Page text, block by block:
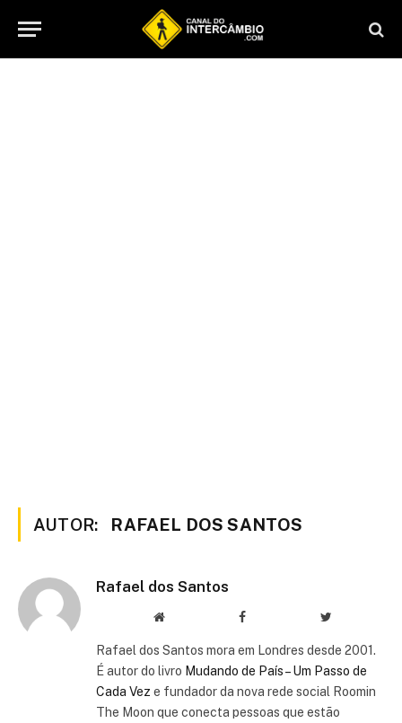
AUTOR: RAFAEL DOS SANTOS
Rafael dos Santos
Website Facebook Twitter
Rafael dos Santos mora em Londres desde 2001.
É autor do livro Mudando de País – Um Passo de
Cada Vez e fundador da nova rede social Roomin
The Moon que conecta pessoas que estão